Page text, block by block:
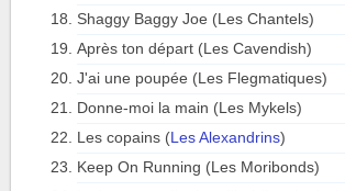
Shaggy Baggy Joe (Les Chantels)
Après ton départ (Les Cavendish)
J'ai une poupée (Les Flegmatiques)
Donne-moi la main (Les Mykels)
Les copains (Les Alexandrins)
Keep On Running (Les Moribonds)